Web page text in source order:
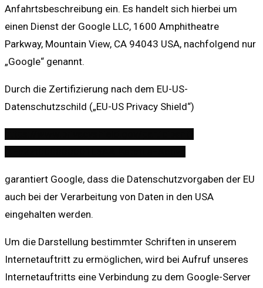
Anfahrtsbeschreibung ein. Es handelt sich hierbei um
einen Dienst der Google LLC, 1600 Amphitheatre
Parkway, Mountain View, CA 94043 USA, nachfolgend nur
„Google“ genannt.
Durch die Zertifizierung nach dem EU-US-
Datenschutzschild („EU-US Privacy Shield“)
garantiert Google, dass die Datenschutzvorgaben der EU
auch bei der Verarbeitung von Daten in den USA
eingehalten werden.
Um die Darstellung bestimmter Schriften in unserem
Internetauftritt zu ermöglichen, wird bei Aufruf unseres
Internetauftritts eine Verbindung zu dem Google-Server